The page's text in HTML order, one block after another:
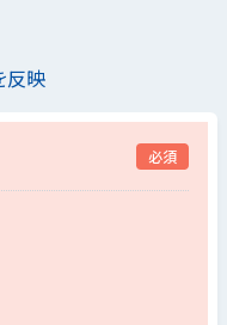
反映
必須